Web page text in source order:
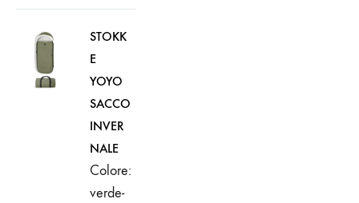
STOKK
E
YOYO
SACCO
INVER
NALE
Colore:
verde-